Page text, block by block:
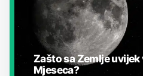
Zašto sa Zemlje
Mjeseca?